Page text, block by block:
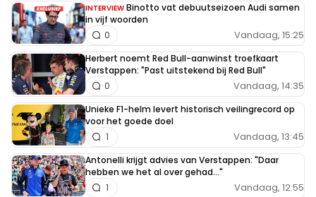
INTERVIEW Binotto vat debuutseizoen Audi samen
in vijf woorden
Vandaag, 15:25
0
Herbert noemt Red Bull-aanwinst troefkaart
Verstappen: "Past uitstekend bij Red Bull"
Vandaag, 14:35
0
Unieke F1-helm levert historisch veilingrecord op
voor het goede doel
Vandaag, 13:45
1
Antonelli krijgt advies van Verstappen: "Daar
hebben we het al over gehad..."
Vandaag, 12:55
1